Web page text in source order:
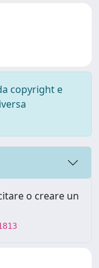
copyright e
o creare un